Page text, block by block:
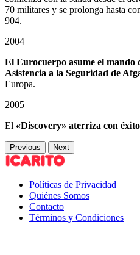
70 militares y se prolonga hasta
904.
2004
El Eurocuerpo asume el mando
Asistencia a la Seguridad de
Europa.
2005
El «Discovery» aterriza con éxito
Previous Next
Políticas de Privacidad
Quiénes Somos
Contacto
Términos y Condiciones